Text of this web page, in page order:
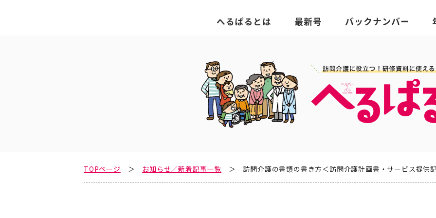
TOPページ お知らせ／新着記事一覧 訪問介護の書類の書き方＜訪問介護計画書・サービス提供